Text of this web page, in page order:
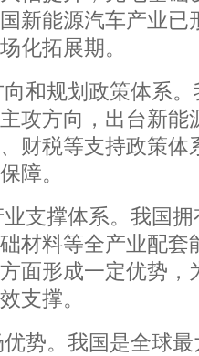
新能源汽车产业已
化拓展期。
和规划政策体系
攻方向，出台新能
财税等支持政策体
障。
支撑体系。我国
材料等全产业配套
面形成一定优势，
支撑。
势。我国是全球